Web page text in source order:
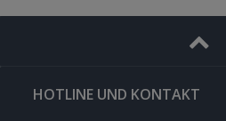
HOTLINE UND KONTAKT